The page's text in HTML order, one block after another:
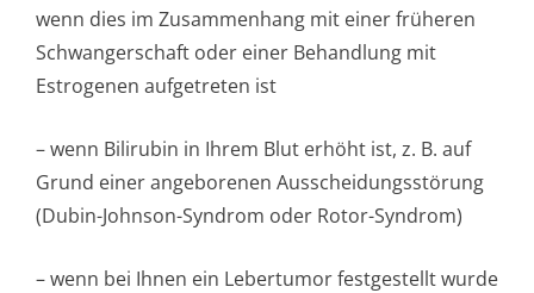
wenn dies im Zusammenhang mit einer früheren
Schwangerschaft oder einer Behandlung mit
Estrogenen aufgetreten ist
– wenn Bilirubin in Ihrem Blut erhöht ist, z. B. auf
Grund einer angeborenen Ausscheidungsstörung
(Dubin-Johnson-Syndrom oder Rotor-Syndrom)
– wenn bei Ihnen ein Lebertumor festgestellt wurde